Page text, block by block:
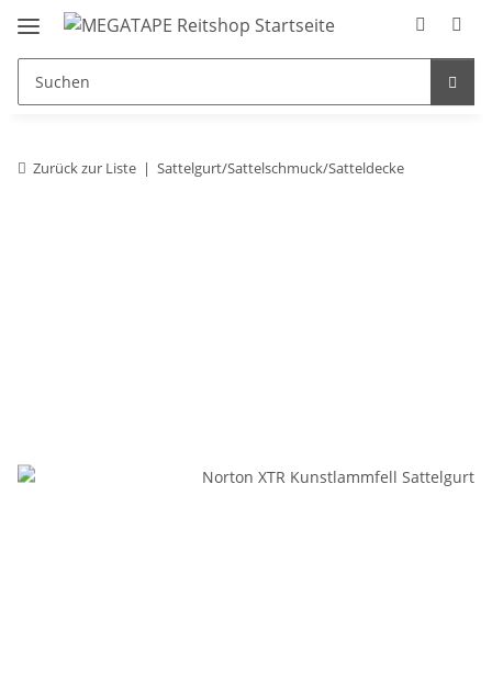
Zurück zur Liste Sattelgurt/Sattelschmuck/Satteldecke